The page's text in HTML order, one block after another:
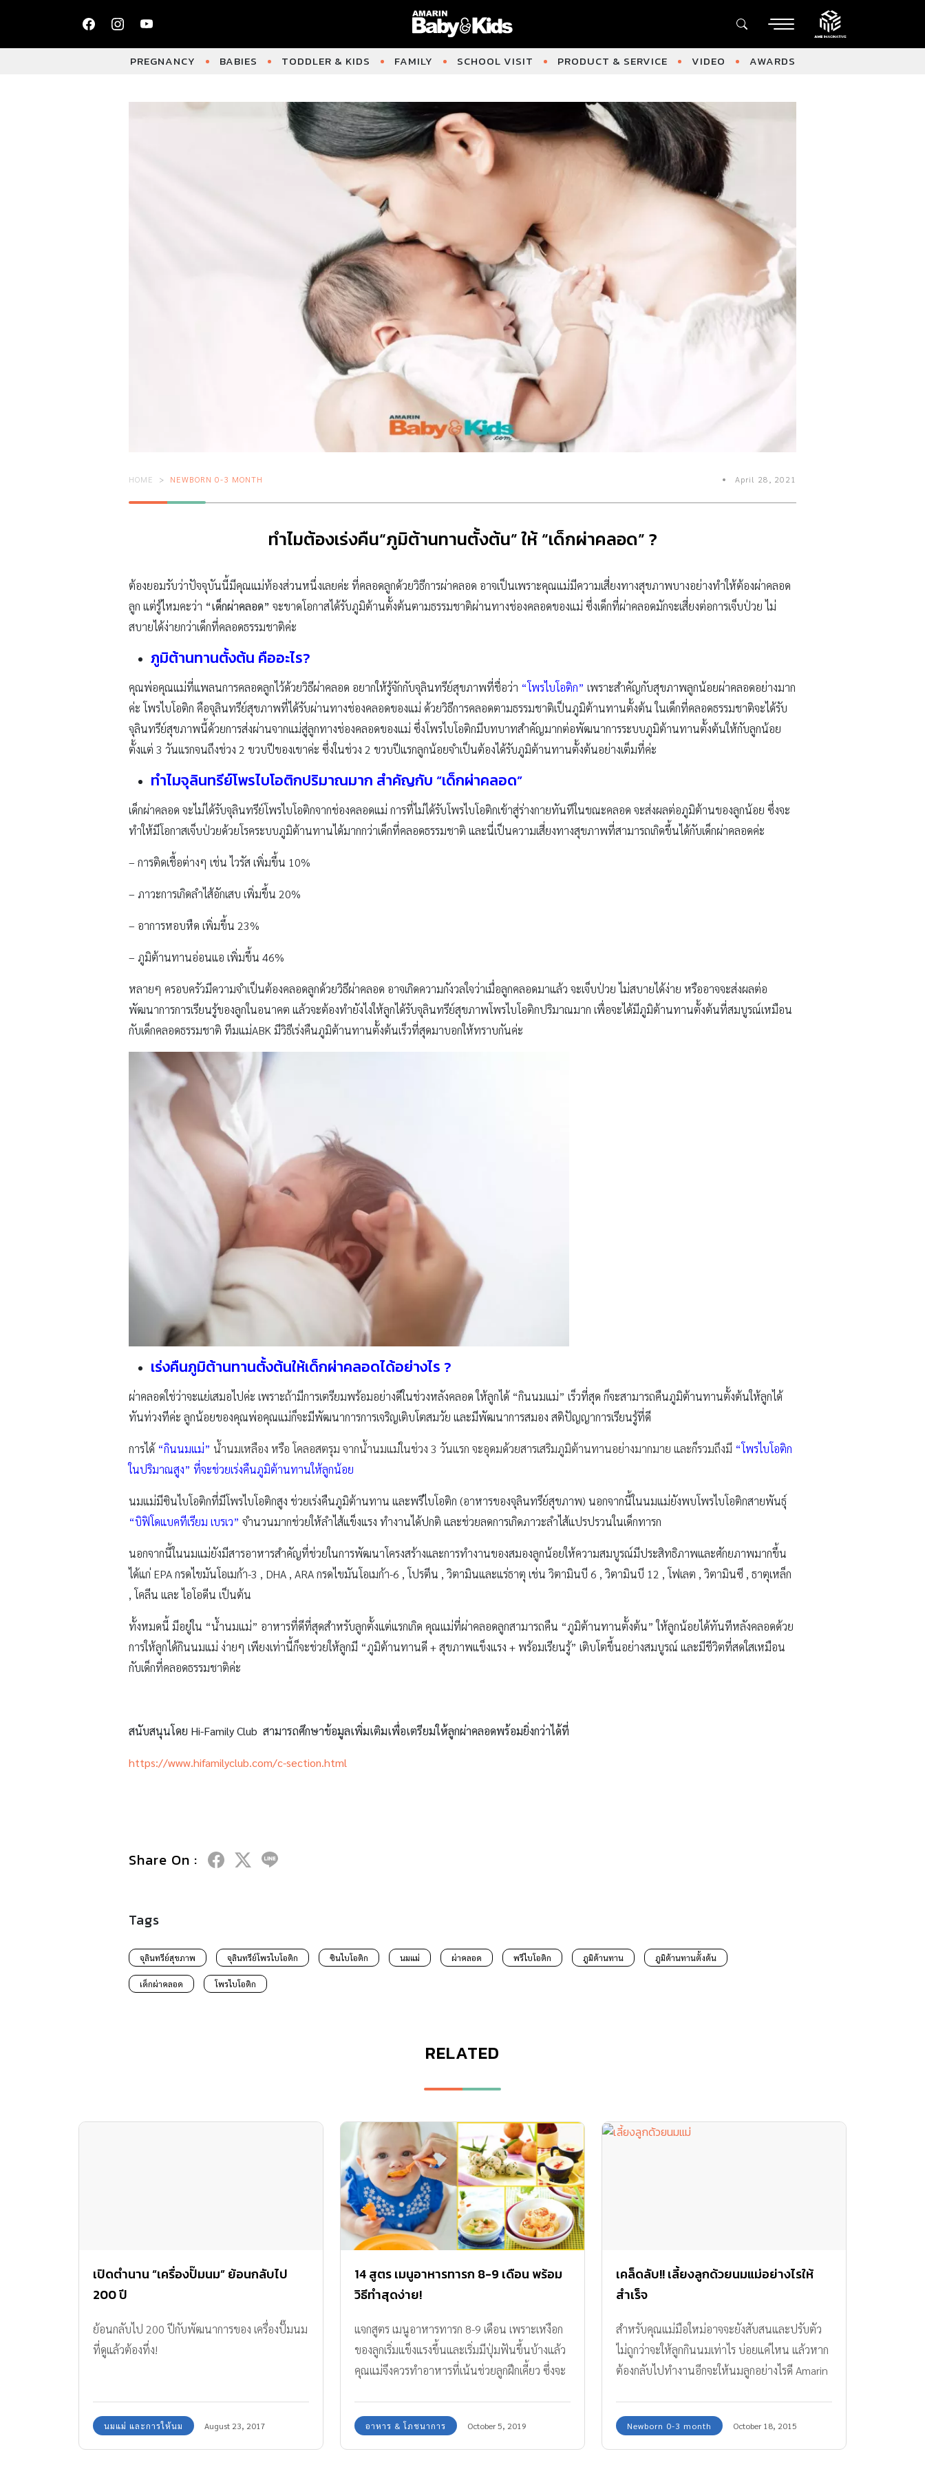
PREGNANCY BABIES TODDLER & KIDS FAMILY SCHOOL VISIT PRODUCT & SERVICE VIDEO AWARDS
HOME NEWBORN 0-3 MONTH April 28, 2021
ทำไมต้องเร่งคืน“ภูมิต้านทานตั้งต้น” ให้ “เด็กผ่าคลอด” ?
ต้องยอมรับว่าปัจจุบันนี้มีคุณแม่ท้องส่วนหนึ่งเลยค่ะ ที่คลอดลูกด้วยวิธีการผ่าคลอด อาจเป็นเพราะคุณแม่มีความเสี่ยงทางสุขภาพบางอย่างทำให้ต้องผ่าคลอด
ลูก แต่รู้ไหมคะว่า “เด็กผ่าคลอด” จะขาดโอกาสได้รับภูมิต้านตั้งต้นตามธรรมชาติผ่านทางช่องคลอดของแม่ ซึ่งเด็กที่ผ่าคลอดมักจะเสี่ยงต่อการเจ็บป่วย ไม่
สบายได้ง่ายกว่าเด็กที่คลอดธรรมชาติค่ะ
ภูมิต้านทานตั้งต้น คืออะไร?
คุณพ่อคุณแม่ที่แพลนการคลอดลูกไว้ด้วยวิธีผ่าคลอด อยากให้รู้จักกับจุลินทรีย์สุขภาพที่ชื่อว่า “โพรไบโอติก” เพราะสำคัญกับสุขภาพลูกน้อยผ่าคลอดอย่างมาก
ค่ะ โพรไบโอติก คือจุลินทรีย์สุขภาพที่ได้รับผ่านทางช่องคลอดของแม่ ด้วยวิธีการคลอดตามธรรมชาติเป็นภูมิต้านทานตั้งต้น ในเด็กที่คลอดธรรมชาติจะได้รับ
จุลินทรีย์สุขภาพนี้ด้วยการส่งผ่านจากแม่สู่ลูกทางช่องคลอดของแม่ ซึ่งโพรไบโอติกมีบทบาทสำคัญมากต่อพัฒนาการระบบภูมิต้านทานตั้งต้นให้กับลูกน้อย
ตั้งแต่ 3 วันแรกจนถึงช่วง 2 ขวบปีของเขาค่ะ ซึ่งในช่วง 2 ขวบปีแรกลูกน้อยจำเป็นต้องได้รับภูมิต้านทานตั้งต้นอย่างเต็มที่ค่ะ
ทำไมจุลินทรีย์โพรไบโอติกปริมาณมาก สำคัญกับ “เด็กผ่าคลอด”
เด็กผ่าคลอด จะไม่ได้รับจุลินทรีย์โพรไบโอติกจากช่องคลอดแม่ การที่ไม่ได้รับโพรไบโอติกเข้าสู่ร่างกายทันทีในขณะคลอด จะส่งผลต่อภูมิต้านของลูกน้อย ซึ่งจะ
ทำให้มีโอกาสเจ็บป่วยด้วยโรคระบบภูมิต้านทานได้มากกว่าเด็กที่คลอดธรรมชาติ และนี่เป็นความเสี่ยงทางสุขภาพที่สามารถเกิดขึ้นได้กับเด็กผ่าคลอดค่ะ
– การติดเชื้อต่างๆ เช่น ไวรัส เพิ่มขึ้น 10%
– ภาวะการเกิดลำไส้อักเสบ เพิ่มขึ้น 20%
– อาการหอบหืด เพิ่มขึ้น 23%
– ภูมิต้านทานอ่อนแอ เพิ่มขึ้น 46%
หลายๆ ครอบครัวมีความจำเป็นต้องคลอดลูกด้วยวิธีผ่าคลอด อาจเกิดความกังวลใจว่าเมื่อลูกคลอดมาแล้ว จะเจ็บป่วย ไม่สบายได้ง่าย หรืออาจจะส่งผลต่อ
พัฒนาการการเรียนรู้ของลูกในอนาคต แล้วจะต้องทำยังไงให้ลูกได้รับจุลินทรีย์สุขภาพโพรไบโอติกปริมาณมาก เพื่อจะได้มีภูมิต้านทานตั้งต้นที่สมบูรณ์เหมือน
กับเด็กคลอดธรรมชาติ ทีมแม่ABK มีวิธีเร่งคืนภูมิต้านทานตั้งต้นเร็วที่สุดมาบอกให้ทราบกันค่ะ
เร่งคืนภูมิต้านทานตั้งต้นให้เด็กผ่าคลอดได้อย่างไร ?
ผ่าคลอดใช่ว่าจะแย่เสมอไปค่ะ เพราะถ้ามีการเตรียมพร้อมอย่างดีในช่วงหลังคลอด ให้ลูกได้ “กินนมแม่” เร็วที่สุด ก็จะสามารถคืนภูมิต้านทานตั้งต้นให้ลูกได้
ทันท่วงทีค่ะ ลูกน้อยของคุณพ่อคุณแม่ก็จะมีพัฒนาการการเจริญเติบโตสมวัย และมีพัฒนาการสมอง สติปัญญาการเรียนรู้ที่ดี
การได้ “กินนมแม่” น้ำนมเหลือง หรือ โคลอสตรุม จากน้ำนมแม่ในช่วง 3 วันแรก จะอุดมด้วยสารเสริมภูมิต้านทานอย่างมากมาย และก็รวมถึงมี “โพรไบโอติก
ในปริมาณสูง” ที่จะช่วยเร่งคืนภูมิต้านทานให้ลูกน้อย
นมแม่มีซินไบโอติกที่มีโพรไบโอติกสูง ช่วยเร่งคืนภูมิต้านทาน และพรีไบโอติก (อาหารของจุลินทรีย์สุขภาพ) นอกจากนี้ในนมแม่ยังพบโพรไบโอติกสายพันธุ์
“บิฟิโดแบคทีเรียม เบรเว” จำนวนมากช่วยให้ลำไส้แข็งแรง ทำงานได้ปกติ และช่วยลดการเกิดภาวะลำไส้แปรปรวนในเด็กทารก
นอกจากนี้ในนมแม่ยังมีสารอาหารสำคัญที่ช่วยในการพัฒนาโครงสร้างและการทำงานของสมองลูกน้อยให้ความสมบูรณ์มีประสิทธิภาพและศักยภาพมากขึ้น
ได้แก่ EPA กรดไขมันโอเมก้า-3 , DHA , ARA กรดไขมันโอเมก้า-6 , โปรตีน , วิตามินและแร่ธาตุ เช่น วิตามินบี 6 , วิตามินบี 12 , โฟเลต , วิตามินซี , ธาตุเหล็ก
, โคลีน และ ไอโอดีน เป็นต้น
ทั้งหมดนี้ มีอยู่ใน “น้ำนมแม่” อาหารที่ดีที่สุดสำหรับลูกตั้งแต่แรกเกิด คุณแม่ที่ผ่าคลอดลูกสามารถคืน “ภูมิต้านทานตั้งต้น” ให้ลูกน้อยได้ทันทีหลังคลอดด้วย
การให้ลูกได้กินนมแม่ ง่ายๆ เพียงเท่านี้ก็จะช่วยให้ลูกมี “ภูมิต้านทานดี + สุขภาพแข็งแรง + พร้อมเรียนรู้” เติบโตขึ้นอย่างสมบูรณ์ และมีชีวิตที่สดใสเหมือน
กับเด็กที่คลอดธรรมชาติค่ะ
สนับสนุนโดย Hi-Family Club สามารถศึกษาข้อมูลเพิ่มเติมเพื่อเตรียมให้ลูกผ่าคลอดพร้อมยิ่งกว่าได้ที่
https://www.hifamilyclub.com/c-section.html
Share On :
Tags
จุลินทรีย์สุขภาพ จุลินทรีย์โพรไบโอติก ซินไบโอติก นมแม่ ผ่าคลอด พรีไบโอติก ภูมิต้านทาน ภูมิต้านทานตั้งต้น
เด็กผ่าคลอด โพรไบโอติก
RELATED
เปิดตำนาน “เครื่องปั๊มนม” ย้อนกลับไป
200 ปี
ย้อนกลับไป 200 ปีกับพัฒนาการของ เครื่องปั๊มนม
ที่ดูแล้วต้องทึ่ง!
นมแม่ และการให้นม August 23, 2017
14 สูตร เมนูอาหารทารก 8-9 เดือน พร้อม
วิธีทำสุดง่าย!
แจกสูตร เมนูอาหารทารก 8-9 เดือน เพราะเหงือก
ของลูกเริ่มแข็งแรงขึ้นและเริ่มมีปุ่มฟันขึ้นบ้างแล้ว
คุณแม่จึงควรทำอาหารที่เน้นช่วยลูกฝึกเคี้ยว ซึ่งจะ
อาหาร & โภชนาการ October 5, 2019
เคล็ดลับ!! เลี้ยงลูกด้วยนมแม่อย่างไรให้
สำเร็จ
สำหรับคุณแม่มือใหม่อาจจะยังสับสนและปรับตัว
ไม่ถูกว่าจะให้ลูกกินนมเท่าไร บ่อยแค่ไหน แล้วหาก
ต้องกลับไปทำงานอีกจะให้นมลูกอย่างไรดี Amarin
Newborn 0-3 month October 18, 2015